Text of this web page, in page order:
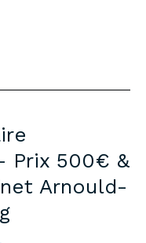
Prix 500€ &
Arnould-